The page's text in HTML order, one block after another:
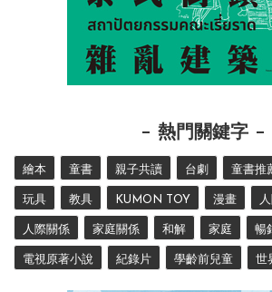
熱門關鍵字
繪本 童書 親子共讀 台劇 童書推
玩具 教具 KUMON TOY 漫畫
人際關係 家庭關係 和解 家庭 暢
電視原著小說 紀錄片 學齡前兒童 世